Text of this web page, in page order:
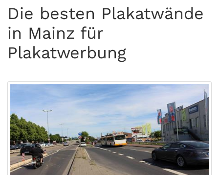
Die besten Plakatwände
in Mainz für
Plakatwerbung